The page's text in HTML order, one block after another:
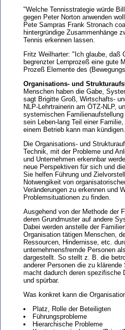
"Welche Tennisstrategie würde
gegen Peter Norton anwenden
Pete Sampras Frank Stronach
hintergründige Zusammenhänge
Tennis erkennen lassen.
Fritz Weilharter: "Ich glaube, daß
begrenzter Lernprozeß eine gute
Prozeß Elemente des
Organisations- und
Menschen haben die Gabe,
sagt Brigitte Groß, Wirtschafts-
NLP-Lehrtrainerin am ÖTZ-NLP,
systemischen
sein Leben-lang Teil einer
einem Betrieb kann man
Die Organisations- und
Technik, mit der Probleme und
und Unternehmen erkennbar
neue Perspektiven für sich und
Sie helfen Führung und
Notwengikeit von
Veränderungen zu erkennen und
Problemsituationen zu finden.
Ausgehend von der Methode der
deren Grundmuster auf andere
Dabei werden anstelle der
Organisation tätigen Menschen,
Ressourcen, Hindernisse, etc.
unternehmensfremde Personen
dargestellt. So stellt z. B. die
anderer Personen die zu
macht dadurch deren spezifische
und spürbar.
Was konkret kann die
Platz, Rolle der Beteiligten
Führungsprobleme
Hierarchische Probleme